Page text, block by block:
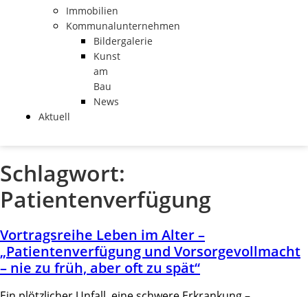
Immobilien
Kommunalunternehmen
Bildergalerie
Kunst
am
Bau
News
Aktuell
Schlagwort:
Patientenverfügung
Vortragsreihe Leben im Alter –
„Patientenverfügung und Vorsorgevollmacht
– nie zu früh, aber oft zu spät“